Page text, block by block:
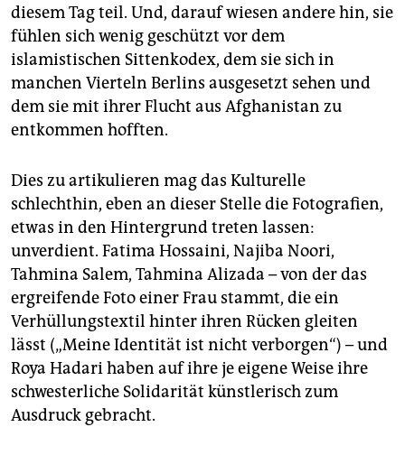
diesem Tag teil. Und, darauf wiesen andere hin, sie
fühlen sich wenig geschützt vor dem
islamistischen Sittenkodex, dem sie sich in
manchen Vierteln Berlins ausgesetzt sehen und
dem sie mit ihrer Flucht aus Afghanistan zu
entkommen hofften.
Dies zu artikulieren mag das Kulturelle
schlechthin, eben an dieser Stelle die Fotografien,
etwas in den Hintergrund treten lassen:
unverdient. Fatima Hossaini, Najiba Noori,
Tahmina Salem, Tahmina Alizada – von der das
ergreifende Foto einer Frau stammt, die ein
Verhüllungstextil hinter ihren Rücken gleiten
lässt („Meine Identität ist nicht verborgen“) – und
Roya Hadari haben auf ihre je eigene Weise ihre
schwesterliche Solidarität künstlerisch zum
Ausdruck gebracht.